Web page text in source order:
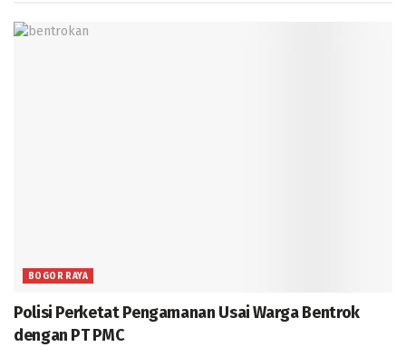
BOGOR RAYA
Polisi Perketat Pengamanan Usai Warga Bentrok
dengan PT PMC